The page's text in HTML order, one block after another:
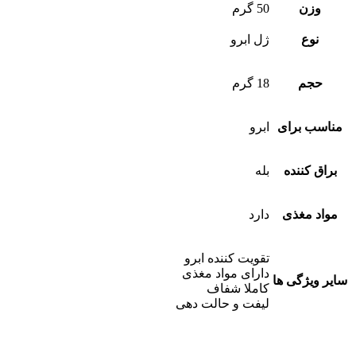
وزن 50 گرم
نوع ژل ابرو
حجم 18 گرم
مناسب برای ابرو
براق کننده بله
مواد مغذی دارد
سایر ویژگی ها
تقویت کننده ابرو
دارای مواد مغذی
کاملا شفاف
لیفت و حالت دهی